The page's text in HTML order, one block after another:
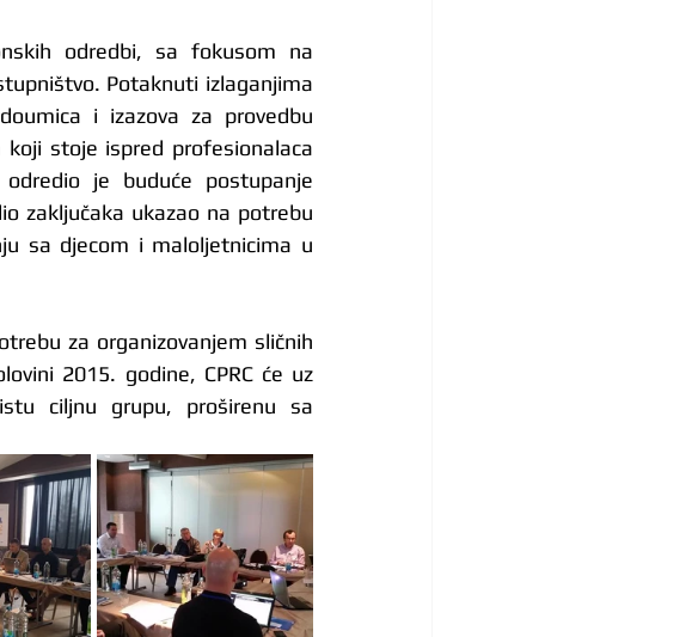
odredbi, sa fokusom na
Potaknuti izlaganjima
i izazova za provedbu
stoje ispred profesionalaca
je buduće postupanje
zaključaka ukazao na potrebu
sa djecom i maloljetnicima u
za organizovanjem sličnih
2015. godine, CPRC će uz
ciljnu grupu, proširenu sa